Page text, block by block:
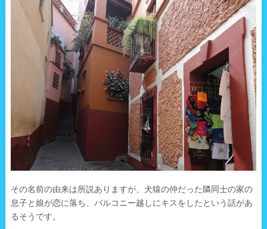
その名前の由来は所説ありますが、犬猿の仲だった隣同士の家の
息子と娘が恋に落ち、バルコニー越しにキスをしたという話があ
るそうです。